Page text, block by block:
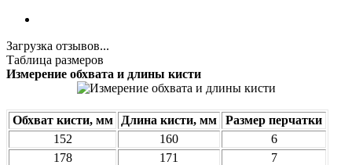
Загрузка отзывов...
Таблица размеров
Измерение обхвата и длины кисти
Обхват кисти, мм Длина кисти, мм
Размер перчатки
152
160
6
178
171
7